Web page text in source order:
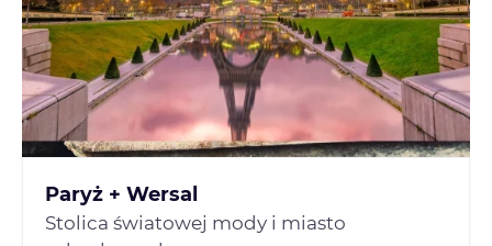
Paryż + Wersal
Stolica światowej mody i miasto